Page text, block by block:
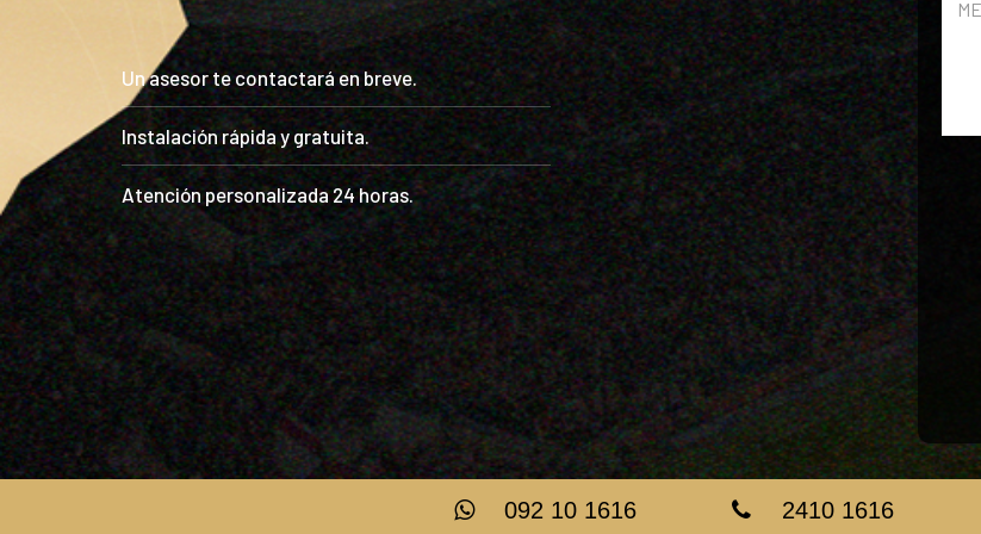
Un asesor te contactará en breve.
Instalación rápida y gratuita.
Atención personalizada 24 horas.
092 10 1616 2410 1616